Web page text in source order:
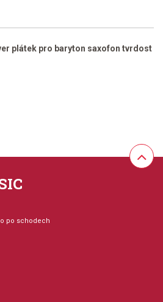
plátek pro baryton saxofon tvrdost
po schodech